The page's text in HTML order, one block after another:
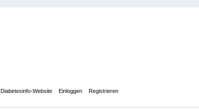
Diabetesinfo-Website Einloggen Registrieren